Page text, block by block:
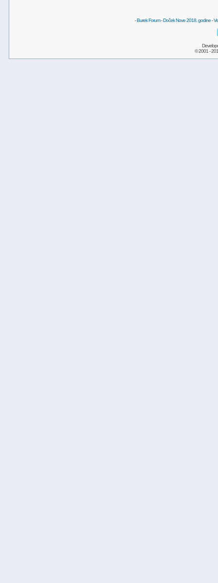
-Burek Forum-Doček Nove 2018. godine-
© 2001 -